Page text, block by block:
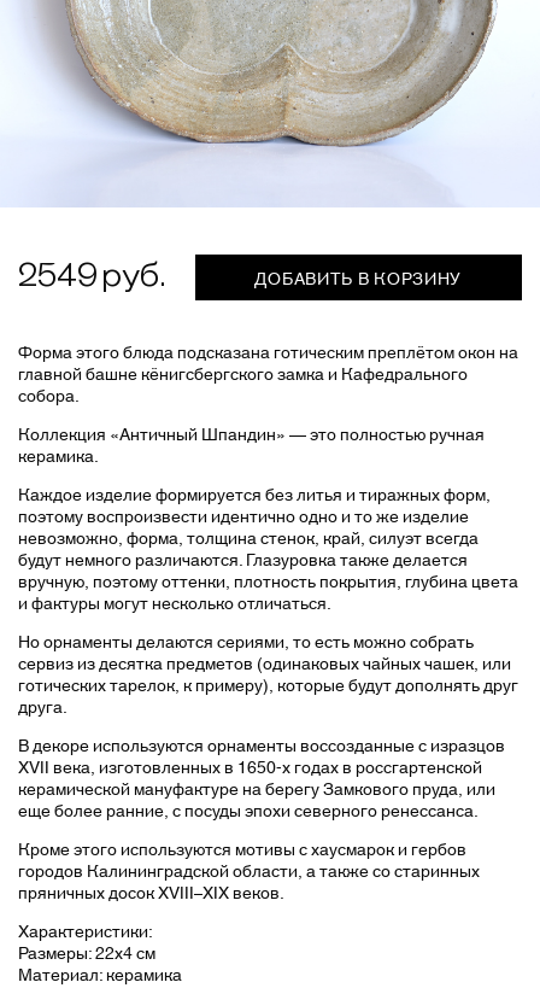
2549 ДОБАВИТЬ В КОРЗИНУ
Форма этого блюда подсказана готическим преплётом окон на
главной башне кёнигсбергского замка и Кафедрального
собора.
Коллекция «Античный Шпандин» — это полностью ручная
керамика.
Каждое изделие формируется без литья и тиражных форм,
поэтому воспроизвести идентично одно и то же изделие
невозможно, форма, толщина стенок, край, силуэт всегда
будут немного различаются. Глазуровка также делается
вручную, поэтому оттенки, плотность покрытия, глубина цвета
и фактуры могут несколько отличаться.
Но орнаменты делаются сериями, то есть можно собрать
сервиз из десятка предметов (одинаковых чайных чашек, или
готических тарелок, к примеру), которые будут дополнять друг
друга.
В декоре используются орнаменты воссозданные с изразцов
XVII века, изготовленных в 1650-х годах в россгартенской
керамической мануфактуре на берегу Замкового пруда, или
еще более ранние, с посуды эпохи северного ренессанса.
Кроме этого используются мотивы с хаусмарок и гербов
городов Калининградской области, а также со старинных
пряничных досок XVIII–XIX веков.
Характеристики:
Размеры: 22х4 см
Материал: керамика